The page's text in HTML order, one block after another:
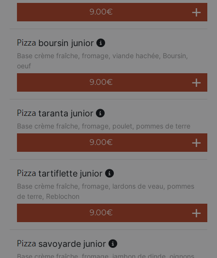
9.00€
boursin junior
Base crème fraîche, fromage, viande hachée, Boursin,
oeuf
9.00€
taranta junior
Base crème fraîche, fromage, poulet, pommes de terre
9.00€
tartiflette junior
Base crème fraîche, fromage, lardons de veau, pommes
de terre, Reblochon
9.00€
savoyarde junior